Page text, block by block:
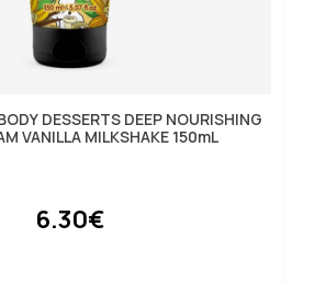
DESSERTS DEEP NOURISHING
VANILLA MILKSHAKE 150mL
6.30€